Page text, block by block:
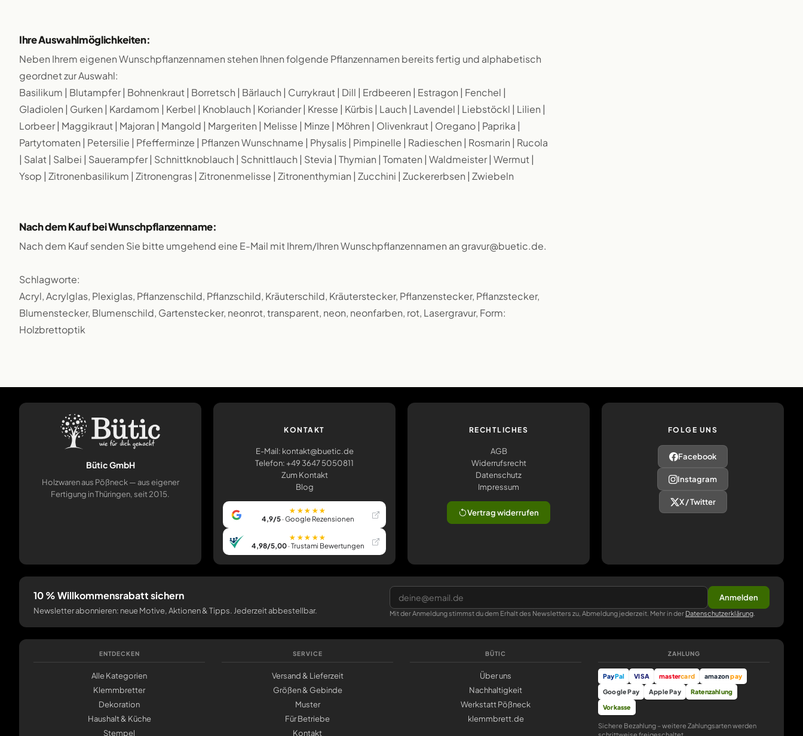
Ihre Auswahlmöglichkeiten:
Neben Ihrem eigenen Wunschpflanzennamen stehen Ihnen folgende Pflanzennamen bereits fertig und alphabetisch
geordnet zur Auswahl:
Basilikum | Blutampfer | Bohnenkraut | Borretsch | Bärlauch | Currykraut | Dill | Erdbeeren | Estragon | Fenchel |
Gladiolen | Gurken | Kardamom | Kerbel | Knoblauch | Koriander | Kresse | Kürbis | Lauch | Lavendel | Liebstöckl | Lilien |
Lorbeer | Maggikraut | Majoran | Mangold | Margeriten | Melisse | Minze | Möhren | Olivenkraut | Oregano | Paprika |
Partytomaten | Petersilie | Pfefferminze | Pflanzen Wunschname | Physalis | Pimpinelle | Radieschen | Rosmarin | Rucola
| Salat | Salbei | Sauerampfer | Schnittknoblauch | Schnittlauch | Stevia | Thymian | Tomaten | Waldmeister | Wermut |
Ysop | Zitronenbasilikum | Zitronengras | Zitronenmelisse | Zitronenthymian | Zucchini | Zuckererbsen | Zwiebeln
Nach dem Kauf bei Wunschpflanzenname:
Nach dem Kauf senden Sie bitte umgehend eine E-Mail mit Ihrem/Ihren Wunschpflanzennamen an gravur@buetic.de.
Schlagworte:
Acryl, Acrylglas, Plexiglas, Pflanzenschild, Pflanzschild, Kräuterschild, Kräuterstecker, Pflanzenstecker, Pflanzstecker,
Blumenstecker, Blumenschild, Gartenstecker, neonrot, transparent, neon, neonfarben, rot, Lasergravur, Form:
Holzbrettoptik
Bütic GmbH
Holzwaren aus Pößneck — aus eigener
Fertigung in Thüringen, seit 2015.
KONTAKT
E-Mail: kontakt@buetic.de
Telefon: +49 3647 5050811
Zum Kontakt
Blog
★★★★★
4,9/5 · Google Rezensionen
★★★★★
4,98/5,00 · Trustami Bewertungen
RECHTLICHES
AGB
Widerrufsrecht
Datenschutz
Impressum
Vertrag widerrufen
FOLGE UNS
Facebook
Instagram
X / Twitter
10 % Willkommensrabatt sichern
Newsletter abonnieren: neue Motive, Aktionen & Tipps. Jederzeit abbestellbar.
Anmelden
Mit der Anmeldung stimmst du dem Erhalt des Newsletters zu, Abmeldung jederzeit. Mehr in der Datenschutzerklärung
ENTDECKEN
Alle Kategorien
Klemmbretter
Dekoration
Haushalt & Küche
Stempel
SERVICE
Versand & Lieferzeit
Größen & Gebinde
Muster
Für Betriebe
Kontakt
BÜTIC
Über uns
Nachhaltigkeit
Werkstatt Pößneck
klemmbrett.de
ZAHLUNG
PayPal VISA mastercard amazonpay
Google Pay
Apple Pay
Ratenzahlung
Vorkasse
Sichere Bezahlung – weitere Zahlungsarten werden